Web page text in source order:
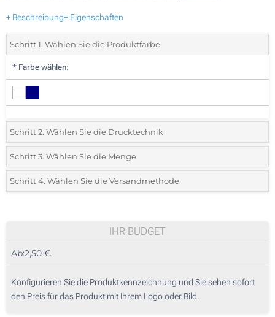
+ Beschreibung+ Eigenschaften
Schritt 1. Wählen Sie die Produktfarbe
* Farbe wählen:
Schritt 2. Wählen Sie die Drucktechnik
*Wählen Sie die Druck- und Farbtechniken für Ihr Logo:
Lasergravur (Auf dem Holzstab)
Schritt 3. Wählen Sie die Menge
*Bitte wählen Sie Ihre gewünschte Menge
20
100
Schritt 4. Wählen Sie die Versandmethode
IHR BUDGET
Ab:2,50 €
Konfigurieren Sie die Produktkennzeichnung und Sie sehen sofort
den Preis für das Produkt mit Ihrem Logo oder Bild.